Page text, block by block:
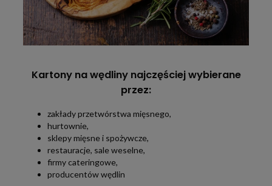
Kartony na wędliny najczęściej wybierane
przez:
zakłady przetwórstwa mięsnego,
hurtownie,
sklepy mięsne i spożywcze,
restauracje, sale weselne,
firmy cateringowe,
producentów wędlin